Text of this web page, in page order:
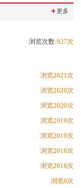
＋更多
浏览次数:927次
浏览2021次
浏览2020次
浏览2020次
浏览2019次
浏览2019次
浏览2018次
浏览2018次
浏览0次